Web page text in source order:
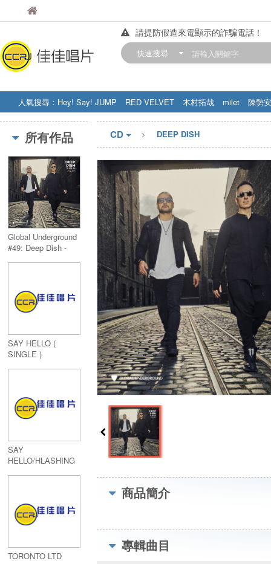
佳佳唱片
請提防假造來電顯示的詐騙電話！
【中華門市營業時間調整公告】
快速搜尋
人氣搜尋： Hey! Say! JUMP RED VELVET 木村拓哉 milet
陳勢安
STRAY KIDS
盧廣仲 周杰伦
所有作品
Global Underground
#49: Deep Dish -
SAY HELLO (
SINGLE )
SAY
HELLO/HLASHING
TORONTO LTD
CD DEEP DISH
商品簡介
專輯曲目